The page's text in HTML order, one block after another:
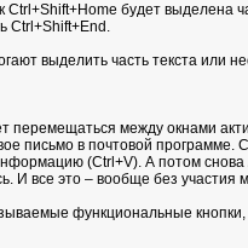
будет выделена
Ctrl+Shift+End.
выделить часть текста или
перемещаться между окнами
письмо в почтовой программе.
(Ctrl+V). А потом
И все это – вообще без участия
функциональные